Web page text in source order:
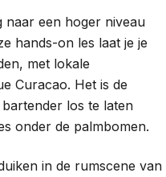
naar een hoger niveau
hands-on les laat je je
met lokale
Curacao. Het is de
los te laten
onder de palmbomen.
in de rumscene van